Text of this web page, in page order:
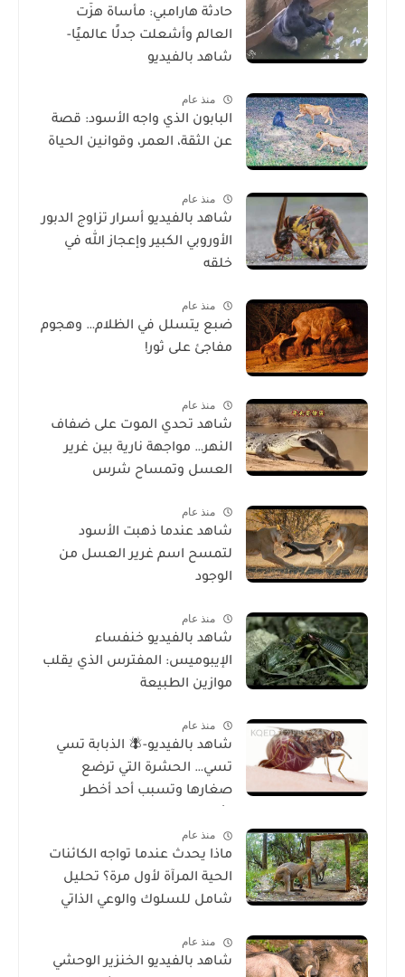
حادثة هارامبي: مأساة هزّت
العالم وأشعلت جدلًا عالميًا-
شاهد بالفيديو
منذ عام
البابون الذي واجه الأسود: قصة
عن الثقة، العمر، وقوانين الحياة
منذ عام
شاهد بالفيديو أسرار تزاوج الدبور
الأوروبي الكبير وإعجاز الله في
خلقه
منذ عام
ضبع يتسلل في الظلام… وهجوم
مفاجئ على ثور!
منذ عام
شاهد تحدي الموت على ضفاف
النهر… مواجهة نارية بين غرير
العسل وتمساح شرس
منذ عام
شاهد عندما ذهبت الأسود
لتمسح اسم غرير العسل من
الوجود
منذ عام
شاهد بالفيديو خنفساء
الإيبوميس: المفترس الذي يقلب
موازين الطبيعة
منذ عام
شاهد بالفيديو-🪰 الذبابة تسي
تسي… الحشرة التي ترضع
صغارها وتسبب أحد أخطر
منذ عام
ماذا يحدث عندما تواجه الكائنات
الحية المرآة لأول مرة؟ تحليل
شامل للسلوك والوعي الذاتي
منذ عام
شاهد بالفيديو الخنزير الوحشي